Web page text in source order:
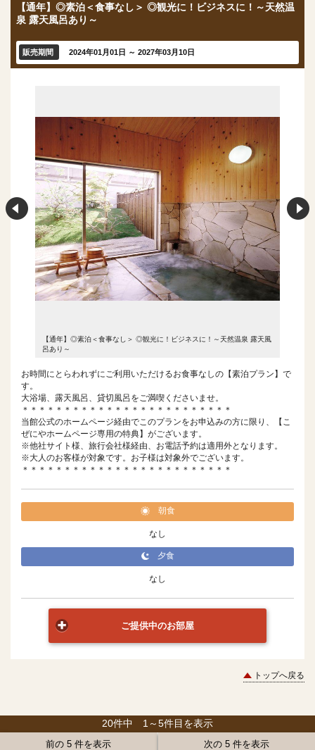
【通年】◎素泊＜食事なし＞ ◎観光に！ビジネスに！～天然温
泉 露天風呂あり～
販売期間 2024年01月01日 ～ 2027年03月10日
【通年】◎素泊＜食事なし＞ ◎観光に！ビジネスに！～天然温泉 露天風
呂あり～
お時間にとらわれずにご利用いただけるお食事なしの【素泊プラン】で
す。
大浴場、露天風呂、貸切風呂をご満喫くださいませ。
＊＊＊＊＊＊＊＊＊＊＊＊＊＊＊＊＊＊＊＊＊＊＊＊＊
当館公式のホームページ経由でこのプランをお申込みの方に限り、【こ
ぜにやホームページ専用の特典】がございます。
※他社サイト様、旅行会社様経由、お電話予約は適用外となります。
※大人のお客様が対象です。お子様は対象外でございます。
＊＊＊＊＊＊＊＊＊＊＊＊＊＊＊＊＊＊＊＊＊＊＊＊＊
朝食
なし
夕食
なし
ご提供中のお部屋
トップへ戻る
20件中 1～5件目を表示
前の 5 件を表示 次の 5 件を表示